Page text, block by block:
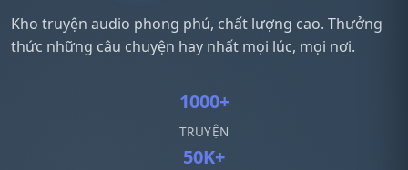
Kho truyện audio phong phú, chất lượng cao. Thưởng
thức những câu chuyện hay nhất mọi lúc, mọi nơi.
1000+
TRUYỆN
50K+